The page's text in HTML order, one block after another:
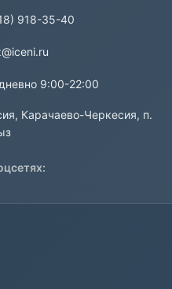
918-35-40
9:00-22:00
Карачаево-Черкесия, п.